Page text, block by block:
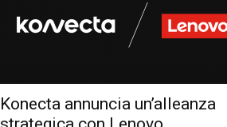
Konecta annuncia un’alleanza